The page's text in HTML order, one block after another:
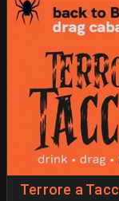
Terrore a